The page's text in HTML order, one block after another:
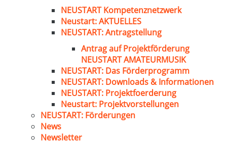
NEUSTART Kompetenznetzwerk
Neustart: AKTUELLES
NEUSTART: Antragstellung
Antrag auf Projektförderung
NEUSTART AMATEURMUSIK
NEUSTART: Das Förderprogramm
NEUSTART: Downloads & Informationen
NEUSTART: Projektfoerderung
Neustart: Projektvorstellungen
NEUSTART: Förderungen
News
Newsletter